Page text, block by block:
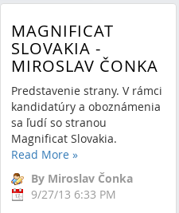
MAGNIFICAT
SLOVAKIA -
MIROSLAV ČONKA
Predstavenie strany. V rámci
kandidatúry a oboznámenia
sa ľudí so stranou
Magnificat Slovakia.
Read More »
By Miroslav Čonka
9/27/13 6:33 PM